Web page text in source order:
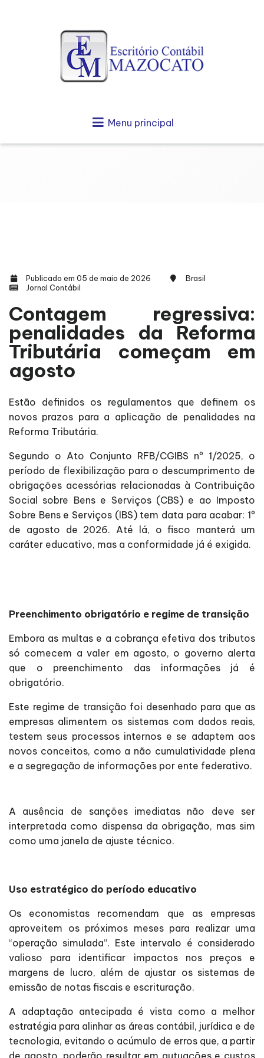
Menu principal
Publicado em 05 de maio de 2026
Brasil
Jornal Contábil
Contagem regressiva:
penalidades da Reforma
Tributária começam em
agosto
Estão definidos os regulamentos que definem os
novos prazos para a aplicação de penalidades na
Reforma Tributária.
Segundo o Ato Conjunto RFB/CGIBS nº 1/2025, o
período de flexibilização para o descumprimento de
obrigações acessórias relacionadas à Contribuição
Social sobre Bens e Serviços (CBS) e ao Imposto
Sobre Bens e Serviços (IBS) tem data para acabar: 1º
de agosto de 2026. Até lá, o fisco manterá um
caráter educativo, mas a conformidade já é exigida.
Preenchimento obrigatório e regime de transição
Embora as multas e a cobrança efetiva dos tributos
só comecem a valer em agosto, o governo alerta
que o preenchimento das informações já é
obrigatório.
Este regime de transição foi desenhado para que as
empresas alimentem os sistemas com dados reais,
testem seus processos internos e se adaptem aos
novos conceitos, como a não cumulatividade plena
e a segregação de informações por ente federativo.
A ausência de sanções imediatas não deve ser
interpretada como dispensa da obrigação, mas sim
como uma janela de ajuste técnico.
Uso estratégico do período educativo
Os economistas recomendam que as empresas
aproveitem os próximos meses para realizar uma
“operação simulada”. Este intervalo é considerado
valioso para identificar impactos nos preços e
margens de lucro, além de ajustar os sistemas de
emissão de notas fiscais e escrituração.
A adaptação antecipada é vista como a melhor
estratégia para alinhar as áreas contábil, jurídica e de
tecnologia, evitando o acúmulo de erros que, a partir